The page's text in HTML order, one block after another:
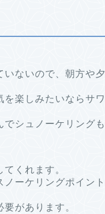
いないので、朝方や夕
楽しみたいならサワ
シュノーケリングも
くれます。
ーケリングポイント
があります。